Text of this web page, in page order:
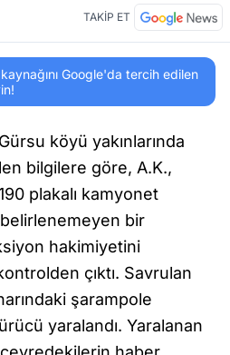
TAKİP ET
kaynağını Google'da tercih edilen
köyü yakınlarında
bilgilere göre, A.K.,
plakalı kamyonet
bir
hakimiyetini
çıktı. Savrulan
şarampole
yaralandı. Yaralanan